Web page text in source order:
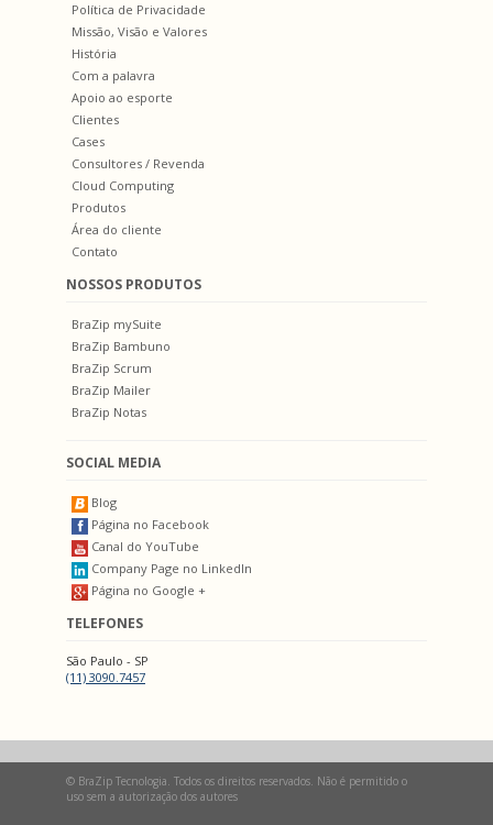
Política de Privacidade
Missão, Visão e Valores
História
Com a palavra
Apoio ao esporte
Clientes
Cases
Consultores / Revenda
Cloud Computing
Produtos
Área do cliente
Contato
NOSSOS PRODUTOS
BraZip mySuite
BraZip Bambuno
BraZip Scrum
BraZip Mailer
BraZip Notas
SOCIAL MEDIA
Blog
Página no Facebook
Canal do YouTube
Company Page no LinkedIn
Página no Google +
TELEFONES
São Paulo - SP
(11) 3090.7457
© BraZip Tecnologia. Todos os direitos reservados. Não é permitido o
uso sem a autorização dos autores